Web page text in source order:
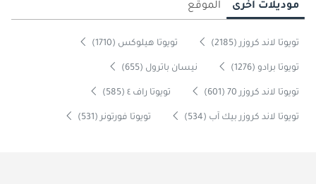
موديلات أخرى الموقع
تويوتا لاند كروزر (2185) تويوتا هيلوكس (1710)
تويوتا برادو (1276) نيسان باترول (655)
تويوتا لاند كروزر 70 (601) تويوتا راف ٤ (585)
تويوتا لاند كروزر بيك آب (534) تويوتا فورتونر (531)